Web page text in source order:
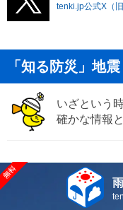
tenki.jp公式X（
「知る防災」地震
いざという
確かな情報